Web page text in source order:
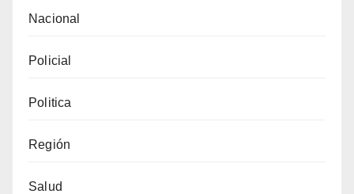
Nacional
Policial
Politica
Región
Salud